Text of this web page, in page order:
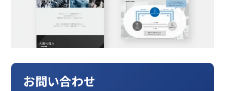
お問い合わせ